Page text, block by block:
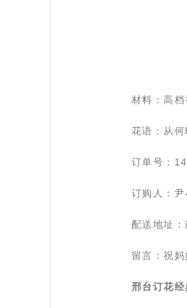
材料：高
花语：从
订单号：
订购人：尹
配送地址：
留言：祝妈
邢台订花经